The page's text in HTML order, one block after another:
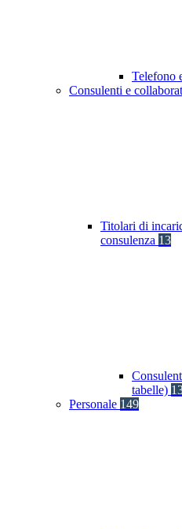
Telefono
Consulenti e
Titolari di
consulenza 13
tabelle)
Personale 149